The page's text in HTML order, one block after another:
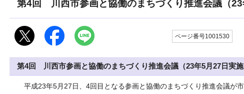
第4回 川西市参画と協働のまちづくり推進会議（23
ページ番号1001530
第4回 川西市参画と協働のまちづくり推進会議（23年5月27日実施
平成23年5月27日、4回目となる参画と協働のまちづくり推進会議が市